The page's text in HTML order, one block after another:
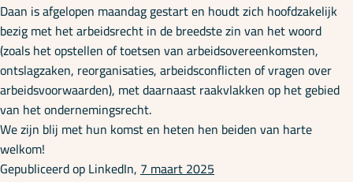
Kennisbank
Cursussen
Podcasts
Daan is afgelopen maandag gestart en houdt zich hoofdzakelijk
bezig met het arbeidsrecht in de breedste zin van het woord
(zoals het opstellen of toetsen van arbeidsovereenkomsten,
ontslagzaken, reorganisaties, arbeidsconflicten of vragen over
arbeidsvoorwaarden), met daarnaast raakvlakken op het gebied
van het ondernemingsrecht.
We zijn blij met hun komst en heten hen beiden van harte
welkom!
Gepubliceerd op LinkedIn,7 maart 2025